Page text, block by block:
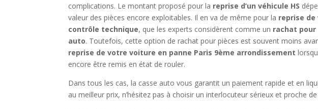
complications. Le montant proposé pour la reprise d’un véhicule HS
valeur des pièces encore exploitables. Il en va de même pour la reprise
contrôle technique, que les experts considèrent comme un rachat pour
auto. Toutefois, cette option de rachat pour pièces est souvent moins
reprise de votre voiture en panne Paris 9ème arrondissement
encore être remis en état de rouler.
Dans tous les cas, la casse auto vous garantit un paiement rapide et en
au meilleur prix, n’hésitez pas à choisir un interlocuteur sérieux et proche